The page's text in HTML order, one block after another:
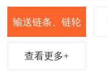
输送链条、链轮
查看更多+